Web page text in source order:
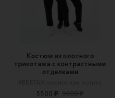
Костюм из плотного
трикотажа с контрастными
отделками
#ВБЕГАХ носите как хотите
5500 ₽ 9000 ₽